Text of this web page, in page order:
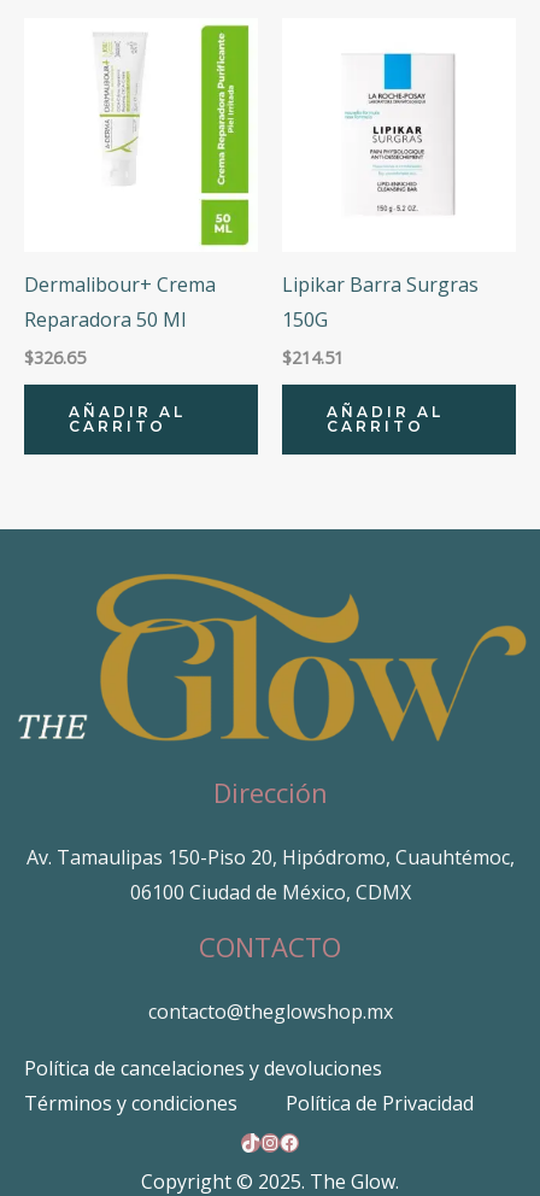
Dermalibour+ Crema
Reparadora 50 Ml
$326.65
AÑADIR AL
CARRITO
Lipikar Barra Surgras
150G
$214.51
AÑADIR AL
CARRITO
Dirección
Av. Tamaulipas 150-Piso 20, Hipódromo, Cuauhtémoc,
06100 Ciudad de México, CDMX
CONTACTO
contacto@theglowshop.mx
Política de cancelaciones y devoluciones
Términos y condiciones
Política de Privacidad
TikTok
Instagram
Facebook
Copyright © 2025. The Glow.